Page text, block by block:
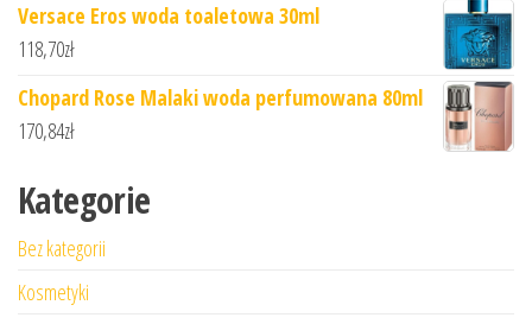
Versace Eros woda toaletowa 30ml
118,70zł
Chopard Rose Malaki woda perfumowana 80ml
170,84zł
Kategorie
Bez kategorii
Kosmetyki